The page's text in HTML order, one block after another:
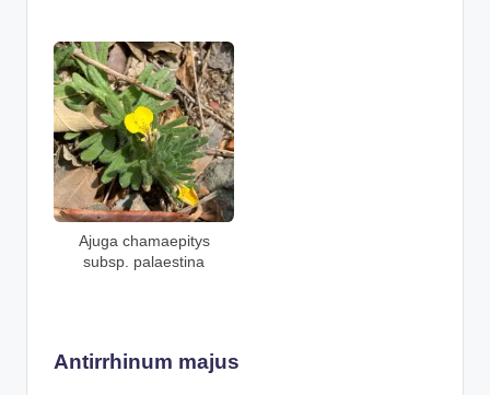
Ajuga chamaepitys
subsp. palaestina
Antirrhinum majus